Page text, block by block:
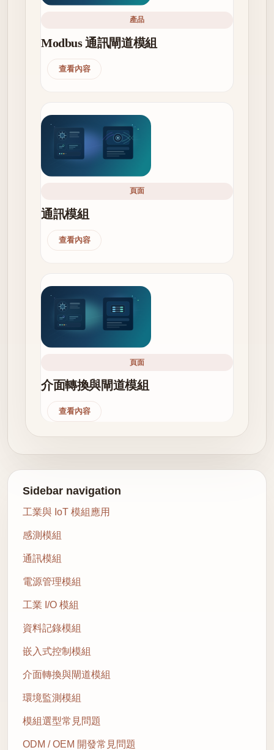
產品
Modbus 通訊閘道模組
查看內容
頁面
通訊模組
查看內容
頁面
介面轉換與閘道模組
查看內容
Sidebar navigation
工業與 IoT 模組應用
感測模組
通訊模組
電源管理模組
工業 I/O 模組
資料記錄模組
嵌入式控制模組
介面轉換與閘道模組
環境監測模組
模組選型常見問題
ODM / OEM 開發常見問題